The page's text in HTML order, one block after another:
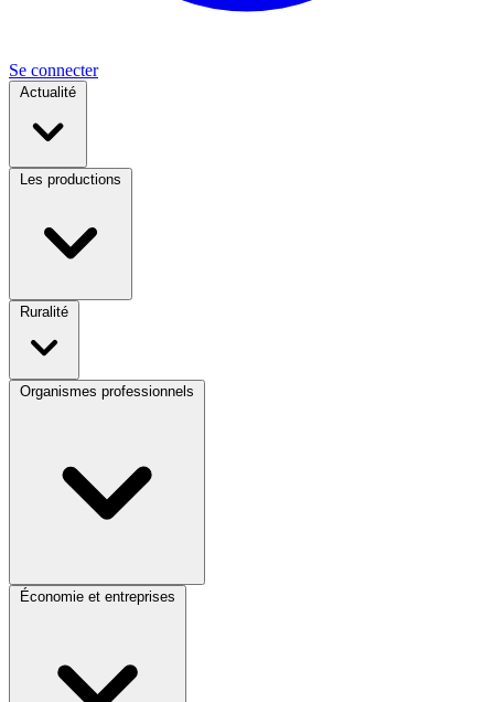
Se connecter
Actualité
Les productions
Ruralité
Organismes professionnels
Économie et entreprises